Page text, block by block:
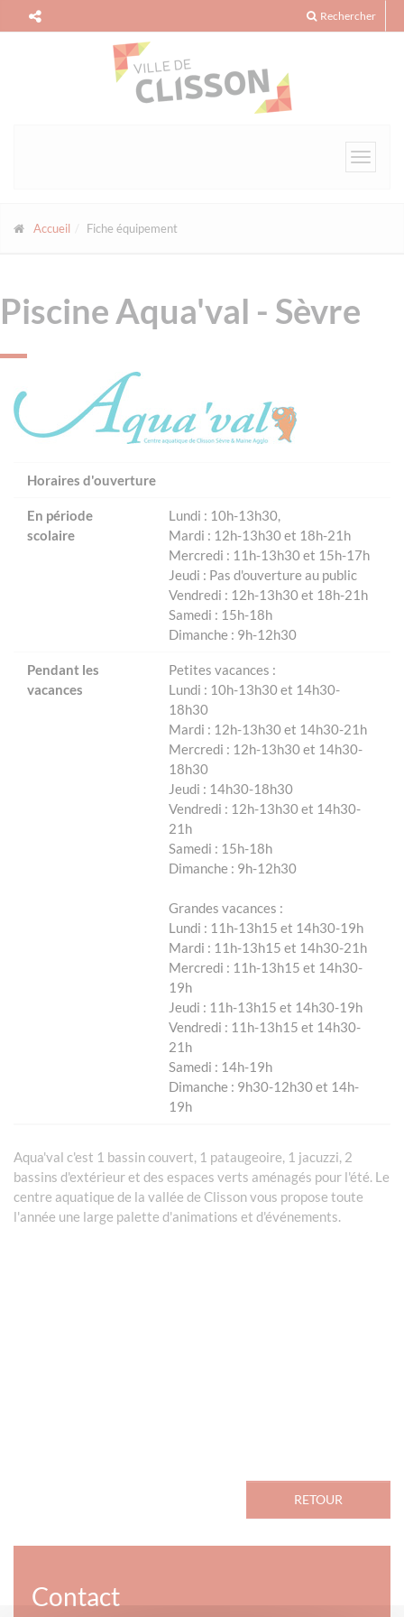
Rechercher
Toggle
Accueil Fiche équipement
Piscine Aqua'val - Sèvre
Horaires d'ouverture
En période
scolaire
Lundi : 10h-13h30,
Mardi : 12h-13h30 et 18h-21h
Mercredi : 11h-13h30 et 15h-17h
Jeudi : Pas d'ouverture au public
Vendredi : 12h-13h30 et 18h-21h
Samedi : 15h-18h
Dimanche : 9h-12h30
Pendant les
vacances
Petites vacances :
Lundi : 10h-13h30 et 14h30-
18h30
Mardi : 12h-13h30 et 14h30-21h
Mercredi : 12h-13h30 et 14h30-
18h30
Jeudi : 14h30-18h30
Vendredi : 12h-13h30 et 14h30-
21h
Samedi : 15h-18h
Dimanche : 9h-12h30
Grandes vacances :
Lundi : 11h-13h15 et 14h30-19h
Mardi : 11h-13h15 et 14h30-21h
Mercredi : 11h-13h15 et 14h30-
19h
Jeudi : 11h-13h15 et 14h30-19h
Vendredi : 11h-13h15 et 14h30-
21h
Samedi : 14h-19h
Dimanche : 9h30-12h30 et 14h-
19h
Aqua'val c'est 1 bassin couvert, 1 pataugeoire, 1 jacuzzi, 2
bassins d'extérieur et des espaces verts aménagés pour l'été. Le
centre aquatique de la vallée de Clisson vous propose toute
l'année une large palette d'animations et d'événements.
RETOUR
Contact
Panneau de gestion des cookies